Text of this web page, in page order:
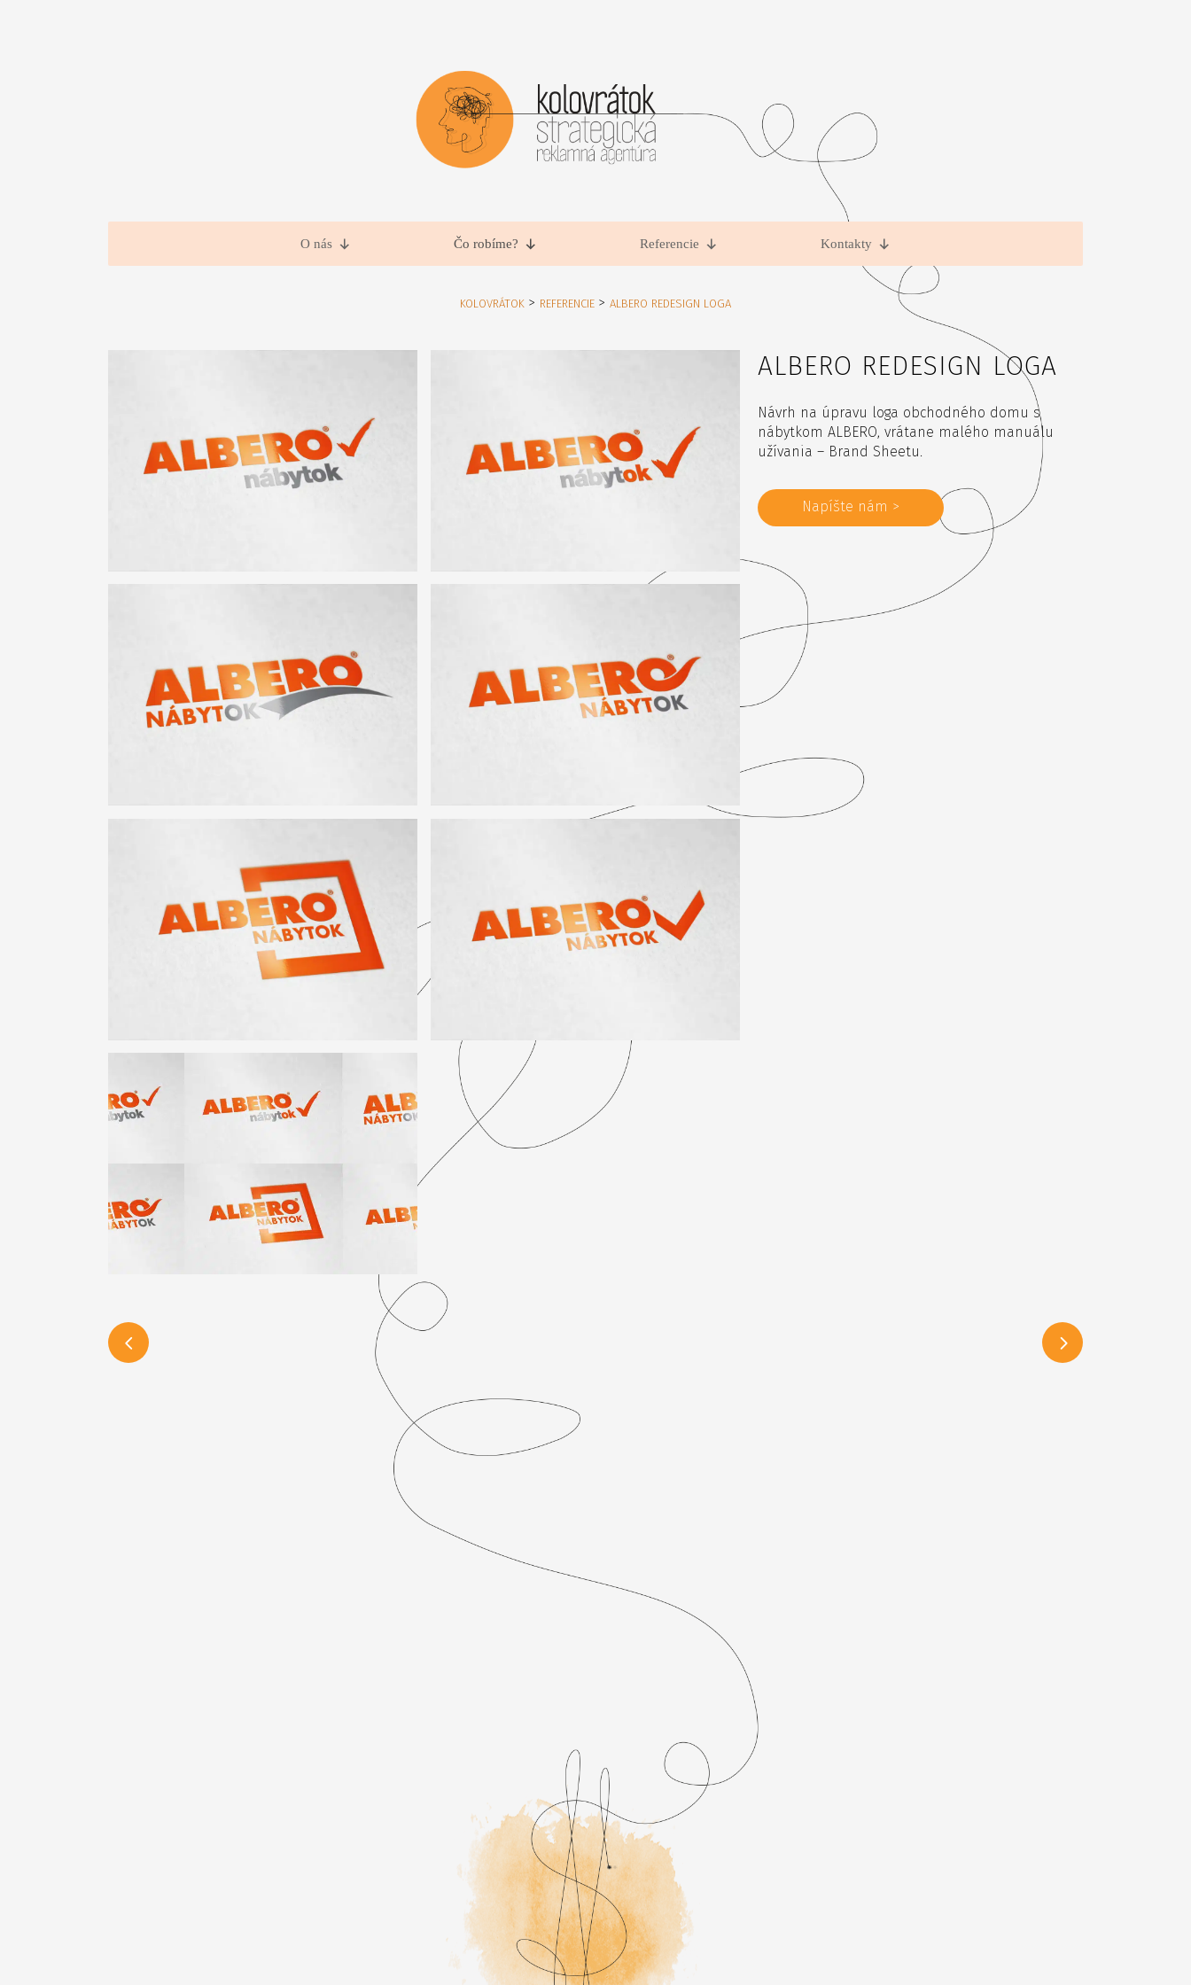
O nás Čo robíme? Referencie Kontakty
KOLOVRÁTOK > REFERENCIE > ALBERO REDESIGN LOGA
ALBERO REDESIGN LOGA
Návrh na úpravu loga obchodného domu s
nábytkom ALBERO, vrátane malého manuálu
užívania – Brand Sheetu.
Napíšte nám >